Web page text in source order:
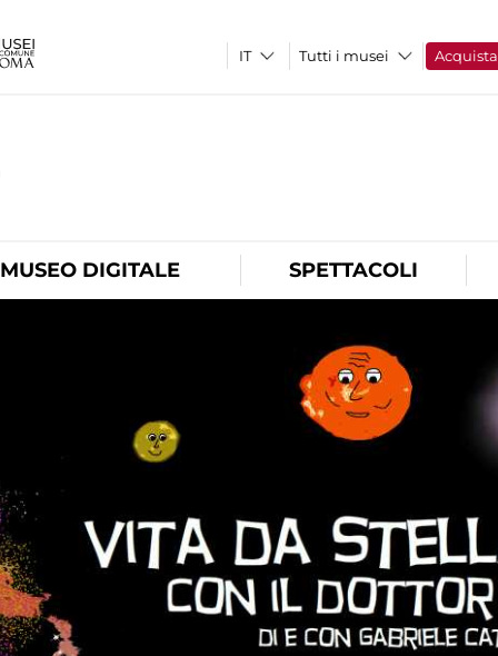
Tutti i musei Acquista
MUSEO DIGITALE SPETTACOLI